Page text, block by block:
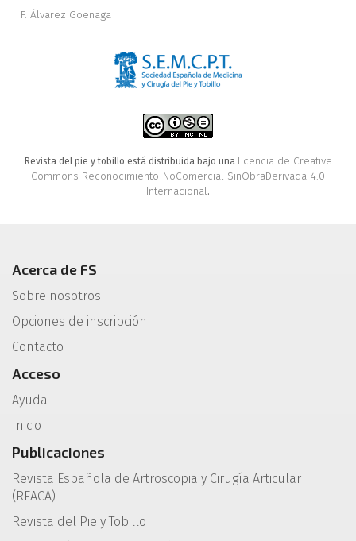
F. Álvarez Goenaga
Revista del pie y tobillo está distribuida bajo una licencia de Creative
Commons Reconocimiento-NoComercial-SinObraDerivada 4.0
Internacional.
Acerca de FS
Sobre nosotros
Opciones de inscripción
Contacto
Acceso
Ayuda
Inicio
Publicaciones
Revista Española de Artroscopia y Cirugía Articular
(REACA)
Revista del Pie y Tobillo